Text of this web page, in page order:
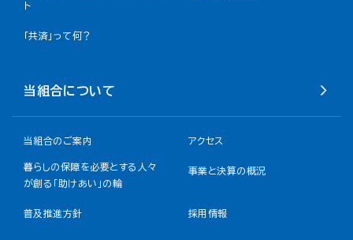
ト
「共済」って何？
当組合について
当組合のご案内 アクセス
暮らしの保障を必要とする人々
が創る「助けあい」の輪
事業と決算の概況
普及推進方針 採用情報